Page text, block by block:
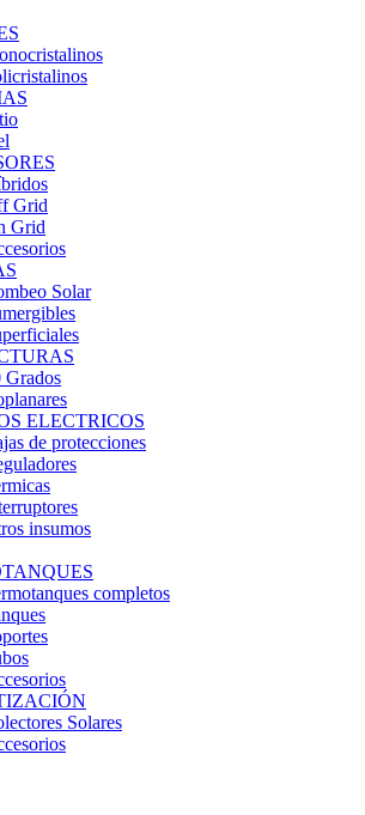
Grid
Grid
Solar
Grados
ELECTRICOS
de protecciones
insumos
completos
Solares